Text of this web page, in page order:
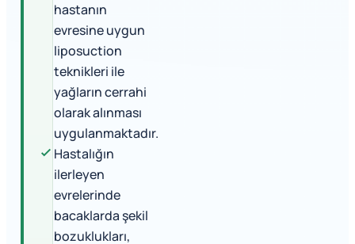
hastanın
evresine uygun
liposuction
teknikleri ile
yağların cerrahi
olarak alınması
uygulanmaktadır.
Hastalığın
ilerleyen
evrelerinde
bacaklarda şekil
bozuklukları,